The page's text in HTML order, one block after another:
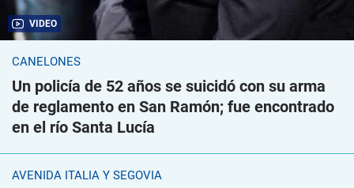
VIDEO
CANELONES
Un policía de 52 años se suicidó con su arma
de reglamento en San Ramón; fue encontrado
en el río Santa Lucía
AVENIDA ITALIA Y SEGOVIA